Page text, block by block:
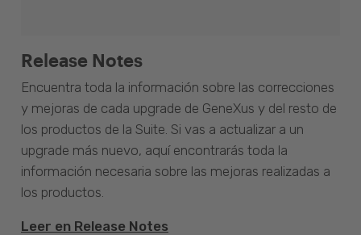
Release Notes
Encuentra toda la información sobre las correcciones
y mejoras de cada upgrade de GeneXus y del resto de
los productos de la Suite. Si vas a actualizar a un
upgrade más nuevo, aquí encontrarás toda la
información necesaria sobre las mejoras realizadas a
los productos.
Leer en Release Notes